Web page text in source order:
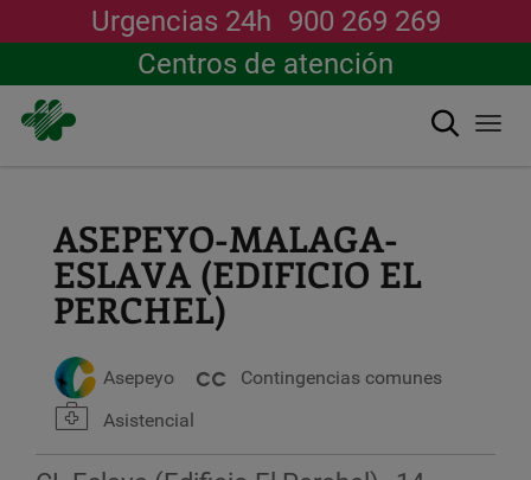
contenido
principal
Urgencias 24h 900 269 269
Centros de atención
Buscar
ASEPEYO-MALAGA-
ESLAVA (EDIFICIO EL
PERCHEL)
Asepeyo
Contingencias comunes
Asistencial